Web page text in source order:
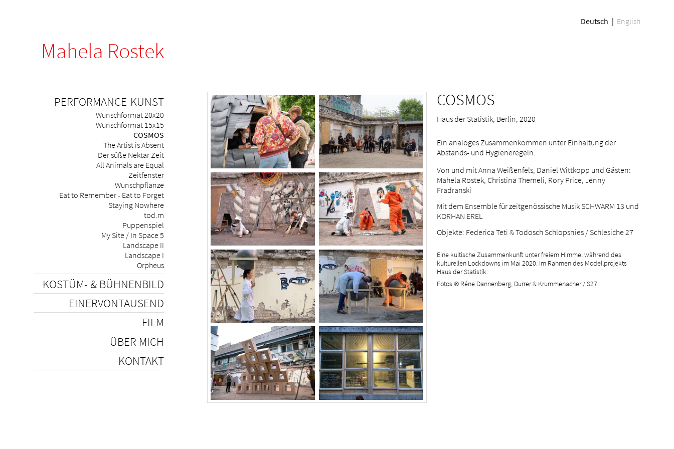
Mahela Rostek
Deutsch English
COSMOS
Haus der Statistik, Berlin, 2020
Ein analoges Zusammenkommen unter Einhaltung der
Abstands- und Hygieneregeln.
Von und mit Anna Weißenfels, Daniel Wittkopp und Gästen:
Mahela Rostek, Christina Themeli, Rory Price, Jenny
Fradranski
Mit dem Ensemble für zeitgenössische Musik SCHWARM 13 und
KORHAN EREL
Objekte: Federica Teti & Todosch Schlopsnies / Schlesiche 27
Eine kultische Zusammenkunft unter freiem Himmel während des
kulturellen Lockdowns im Mai 2020. Im Rahmen des Modellprojekts
Haus der Statistik.
Fotos © Réne Dannenberg, Durrer & Krummenacher / S27
Navigation
PERFORMANCE-KUNST
Wunschformat 20x20
Wunschformat 15x15
COSMOS
The Artist is Absent
Der süße Nektar Zeit
All Animals are Equal
Zeitfenster
Wunschpflanze
Eat to Remember - Eat to Forget
Staying Nowhere
tod.m
Puppenspiel
My Site / In Space 5
Landscape II
Landscape I
Orpheus
KOSTÜM- & BÜHNENBILD
EINERVONTAUSEND
FILM
ÜBER MICH
KONTAKT